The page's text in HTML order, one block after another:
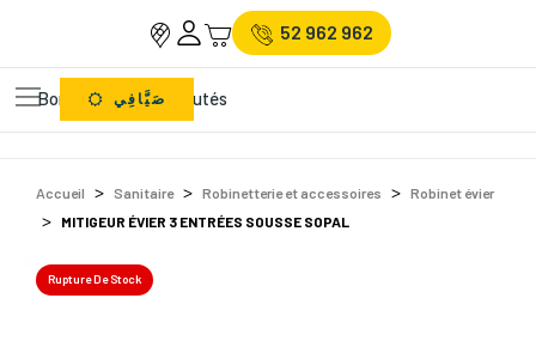
52 962 962
Bons Plans Nouveautés
صَيَّافِي
Accueil Sanitaire Robinetterie et accessoires
Robinet évier
MITIGEUR ÉVIER 3 ENTRÉES SOUSSE SOPAL
Rupture De Stock